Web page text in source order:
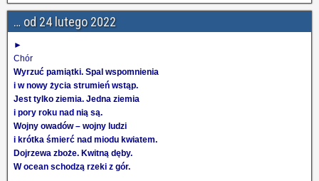
… od 24 lutego 2022
►
Chór
Wyrzuć pamiątki. Spal wspomnienia
i w nowy życia strumień wstąp.
Jest tylko ziemia. Jedna ziemia
i pory roku nad nią są.
Wojny owadów – wojny ludzi
i krótka śmierć nad miodu kwiatem.
Dojrzewa zboże. Kwitną dęby.
W ocean schodzą rzeki z gór.